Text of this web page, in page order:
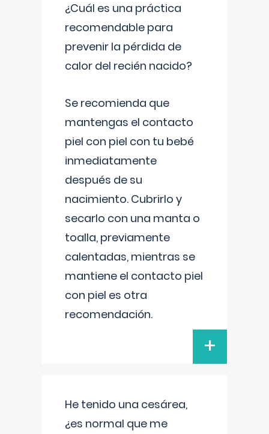
¿Cuál es una práctica
recomendable para
prevenir la pérdida de
calor del recién nacido?
Se recomienda que
mantengas el contacto
piel con piel con tu bebé
inmediatamente
después de su
nacimiento. Cubrirlo y
secarlo con una manta o
toalla, previamente
calentadas, mientras se
mantiene el contacto piel
con piel es otra
recomendación.
+
He tenido una cesárea,
¿es normal que me